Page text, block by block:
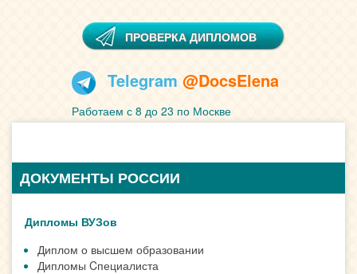
ПРОВЕРКА ДИПЛОМОВ
Telegram @DocsElena
Работаем с 8 до 23 по Москве
ДОКУМЕНТЫ РОССИИ
Дипломы ВУЗов
Диплом о высшем образовании
Дипломы Cпециалиста